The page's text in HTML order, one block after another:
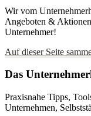
Wir vom
Angeboten &
Unternehmer!
Auf dieser Seite
Das
Praxisnahe Tipps,
Unternehmen,